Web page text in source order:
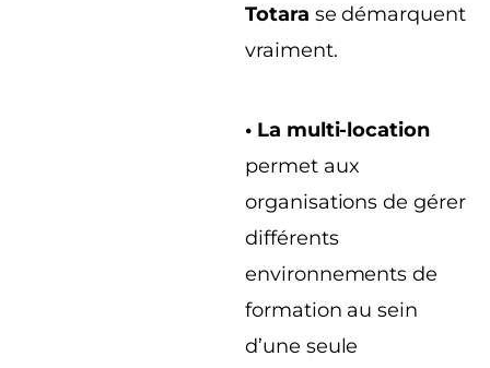
Totara se démarquent
vraiment.
• La multi-location
permet aux
organisations de gérer
différents
environnements de
formation au sein
d’une seule